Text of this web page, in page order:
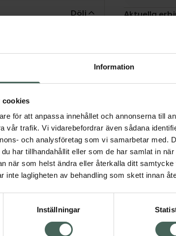
Information
cookies
för att anpassa innehållet och annonserna till
vår trafik. Vi vidarebefordrar även sådana
och analysföretag som vi samarbetar med.
har tillhandahållit eller som de har samlat in
när som helst ändra eller återkalla ditt
inte lagligheten av behandling som skett innan
Inställningar
Aktuella
Dölj
innan
tillhör den grupp
används för att
diarré) hos vuxna
att få avföringen
som fi nns i
andra sjukdomar
apotekspersonal eller
har ytterligare frågor